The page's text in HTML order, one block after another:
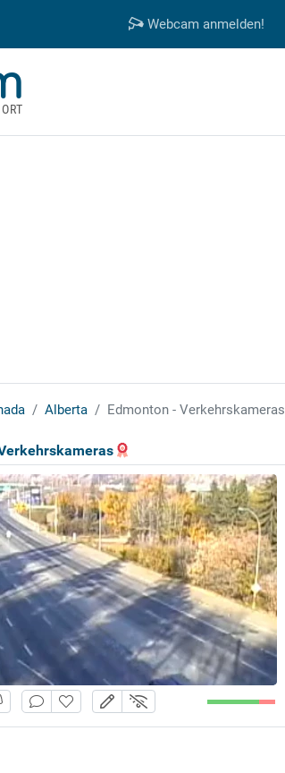
Webcam anmelden!
Alberta Edmonton - Verkehrskameras